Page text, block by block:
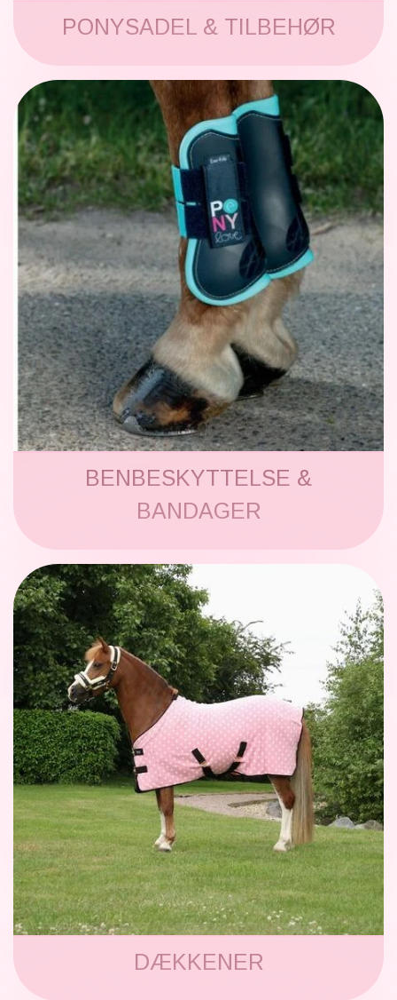
PONYSADEL & TILBEHØR
BENBESKYTTELSE &
BANDAGER
DÆKKENER